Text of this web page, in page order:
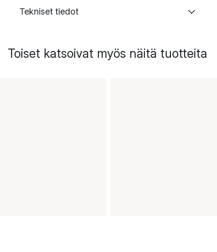
Tekniset tiedot
Toiset katsoivat myös näitä tuotteita